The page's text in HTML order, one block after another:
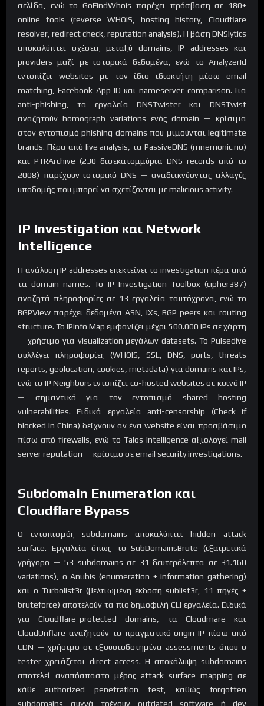
σελίδα, ενώ το GoFindWhois παρέχει πρόσβαση σε 180+
online tools (reverse WHOIS, hosting history, Cloudflare
resolver, redirect check, reputation analysis). Η βάση DNSlytics
αποκαλύπτει σχέσεις μεταξύ domains, IP addresses και
providers μαζί με ιστορικά δεδομένα, ενώ το AnalyzerId
εντοπίζει websites με τον ίδιο ιδιοκτήτη μέσω email
matching, Facebook App ID και nameserver comparison. Για
anti-phishing, τα εργαλεία DNSTwister και DNSTwist
αναζητούν homograph variations ενός domain — κρίσιμα
στον εντοπισμό phishing domains που μιμούνται legitimate
brands. Πέρα από live analysis, τα PassiveDNS (mnemonic.no)
και PTRArchive (230 δισεκατομμύρια DNS records από το
2008) παρέχουν ιστορικό DNS — αναδεικνύοντας αλλαγές
υποδομής που μπορεί να σχετίζονται με malicious activity.
IP Investigation και Network
Intelligence
Η ανάλυση IP addresses επεκτείνει το investigation πέρα από
τα domain names. Το IP Investigation Toolbox (cipher387)
αναζητά πληροφορίες σε 13 εργαλεία ταυτόχρονα, ενώ το
BGPView παρέχει δεδομένα ASN, IXs, BGP peers και routing
structure. Το IPinfo Map εμφανίζει μέχρι 500.000 IPs σε χάρτη
— χρήσιμο για visualization μεγάλων datasets. Το Pulsedive
συλλέγει πληροφορίες (WHOIS, SSL, DNS, ports, threats
reports, geolocation, cookies, metadata) για domains και IPs,
ενώ το IP Neighbors εντοπίζει co-hosted websites σε κοινό IP
— σημαντικό για τον εντοπισμό shared hosting
vulnerabilities. Ειδικά εργαλεία anti-censorship (Check if
blocked in China) δείχνουν αν ένα website είναι προσβάσιμο
πίσω από firewalls, ενώ το Talos Intelligence αξιολογεί mail
server reputation — κρίσιμο σε email security investigations.
Subdomain Enumeration και
Cloudflare Bypass
Ο εντοπισμός subdomains αποκαλύπτει hidden attack
surface. Εργαλεία όπως το SubDomainsBrute (εξαιρετικά
γρήγορο — 53 subdomains σε 31 δευτερόλεπτα σε 31.160
variations), ο Anubis (enumeration + information gathering)
και ο Turbolist3r (βελτιωμένη έκδοση sublist3r, 11 πηγές +
bruteforce) αποτελούν τα πιο δημοφιλή CLI εργαλεία. Ειδικά
για Cloudflare-protected domains, τα Cloudmare και
CloudUnflare αναζητούν το πραγματικό origin IP πίσω από
CDN — χρήσιμο σε εξουσιοδοτημένα assessments όπου ο
tester χρειάζεται direct access. Η αποκάλυψη subdomains
αποτελεί αναπόσπαστο μέρος attack surface mapping σε
κάθε authorized penetration test, καθώς forgotten
subdomains συχνά τρέχουν outdated software ή dev